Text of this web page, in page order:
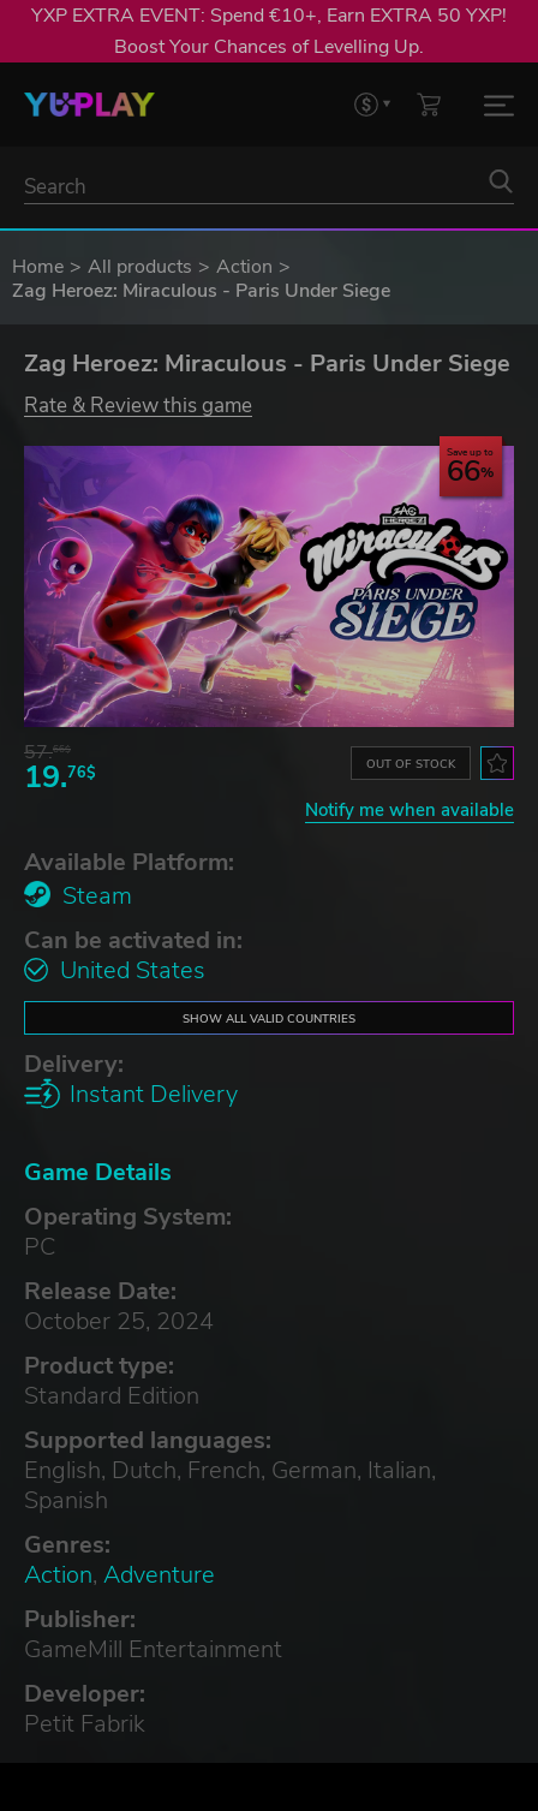
YXP EXTRA EVENT: Spend €10+, Earn EXTRA 50 YXP!
Boost Your Chances of Levelling Up.
Home All products
Action
Zag Heroez: Miraculous - Paris Under Siege
Zag Heroez: Miraculous - Paris Under Siege
Rate & Review this game
Save up to
66
57.66$
19.76$ OUT OF STOCK
Notify me when available
Available Platform:
Steam
Can be activated in:
United States
SHOW ALL VALID COUNTRIES
Delivery:
Instant Delivery
Game Details
Operating System:
PC
Release Date:
October 25, 2024
Product type:
Standard Edition
Supported languages:
English, Dutch, French, German, Italian,
Spanish
Genres:
Action, Adventure
Publisher:
GameMill Entertainment
Developer:
Petit Fabrik